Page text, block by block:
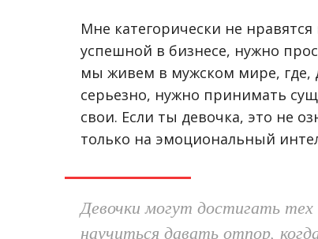
Мне категорически не
успешной в бизнесе, нужно
мы живем в мужском мире, где,
серьезно, нужно принимать
свои. Если ты девочка, это не
только на эмоциональный
Девочки могут достигать
научиться давать отпор,